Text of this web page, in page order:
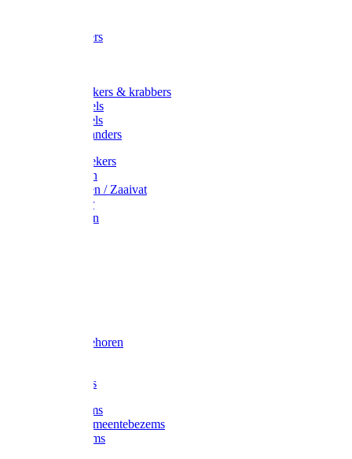
Tuinkrabbers
Onkruidstekers & krabbers
Hartschoffels
Ruitschoffels
Onkruidbranders
Graskantstekers
Verticuteren
Strooiwagen / Zaaivat
Grasmaaier
Grasscharen
Slede toebehoren
Composters
Straatbezems
Stads- / Gemeentebezems
Terrasbezems